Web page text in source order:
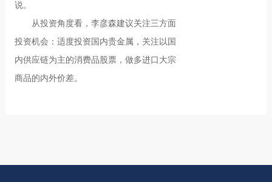
说。
从投资角度看，李彦森建议关注三方面
投资机会：适度投资国内贵金属，关注以国
内供应链为主的消费品股票，做多进口大宗
商品的内外价差。